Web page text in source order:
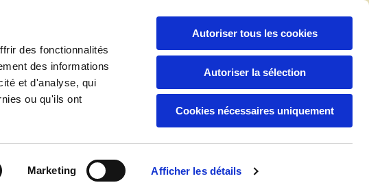
des fonctionnalités
des informations
et d'analyse, qui
ou qu'ils ont
Marketing Afficher les détails
Autoriser tous les cookies
Autoriser la sélection
Cookies nécessaires uniquement
Boutique
06 94 04 92 88/05 94 30 59 44
Nos Services